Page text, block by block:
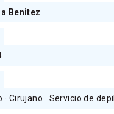
Benitez
Cirujano · Servicio de